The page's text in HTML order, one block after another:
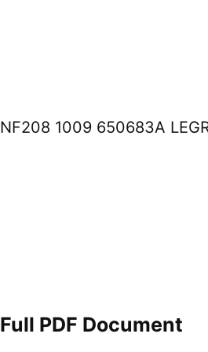
NF208 1009 650683A
Full PDF Document